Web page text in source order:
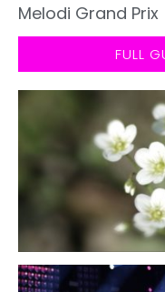
Melodi Grand Prix
FULL